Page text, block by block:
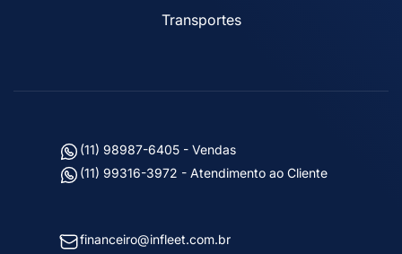
Transportes
(11) 98987-6405 - Vendas
(11) 99316-3972 - Atendimento ao Cliente
financeiro@infleet.com.br